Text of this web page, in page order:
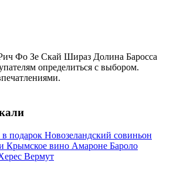
Фо Зе Скай Шираз Долина Баросса
определиться с выбором.
подарок Новозеландский совиньон
Крымское вино Амароне Бароло
Вермут